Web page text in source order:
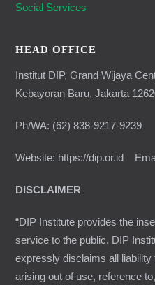
Social Services
HEAD OFFICE
Institut DIP, Grand Wijaya
Kebayoran Baru, Jakarta
Ph/WA: (62) 838-9217-9239
Website: https://dip.or.id
DISCLAIMER
“DIP Institute provides the
service to the public. DIP
expressly disclaims all
arising out of use, reference